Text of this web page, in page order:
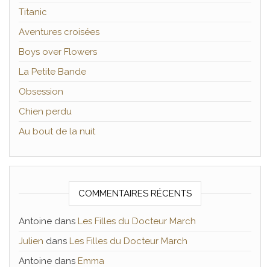
Titanic
Aventures croisées
Boys over Flowers
La Petite Bande
Obsession
Chien perdu
Au bout de la nuit
COMMENTAIRES RÉCENTS
Antoine dans Les Filles du Docteur March
Julien dans Les Filles du Docteur March
Antoine dans Emma